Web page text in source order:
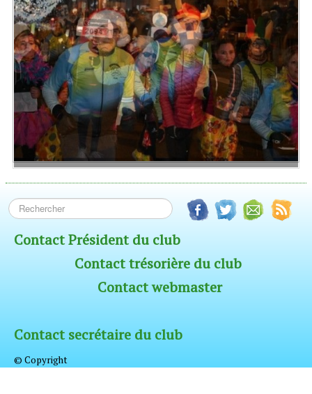
Contact Président du club
Contact trésorière du club
Contact webmaster
Contact secrétaire du club
© Copyright